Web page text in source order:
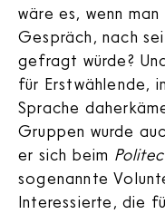
wäre es, wenn
Gespräch, nach
gefragt würde?
für Erstwählende,
Sprache
Gruppen wurde
er sich beim
sogenannte
Interessierte, die